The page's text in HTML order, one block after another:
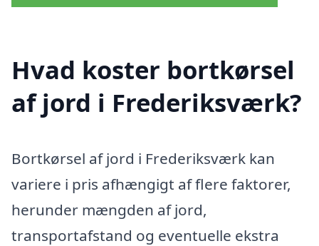
Hvad koster bortkørsel
af jord i Frederiksværk?
Bortkørsel af jord i Frederiksværk kan
variere i pris afhængigt af flere faktorer,
herunder mængden af jord,
transportafstand og eventuelle ekstra